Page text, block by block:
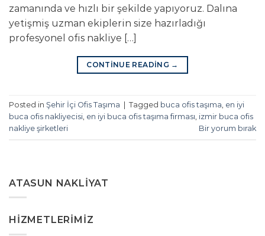
zamanında ve hızlı bir şekilde yapıyoruz. Dalına
yetişmiş uzman ekiplerin size hazırladığı
profesyonel ofis nakliye […]
CONTINUE READING →
Posted in Şehir İçi Ofis Taşıma Tagged buca ofis taşıma en iyi
buca ofis nakliyecisi en iyi buca ofis taşıma firması izmir buca ofis
nakliye şirketleri
Bir yorum bırak
ATASUN NAKLIYAT
HIZMETLERIMIZ